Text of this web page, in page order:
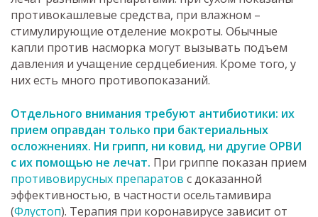
противокашлевые средства, при влажном –
стимулирующие отделение мокроты. Обычные
капли против насморка могут вызывать подъем
давления и учащение сердцебиения. Кроме того, у
них есть много противопоказаний.
Отдельного внимания требуют антибиотики: их
прием оправдан только при бактериальных
осложнениях. Ни грипп, ни ковид, ни другие ОРВИ
с их помощью не лечат. При гриппе показан прием
противовирусных препаратов с доказанной
эффективностью, в частности осельтамивира
(Флустоп). Терапия при коронавирусе зависит от